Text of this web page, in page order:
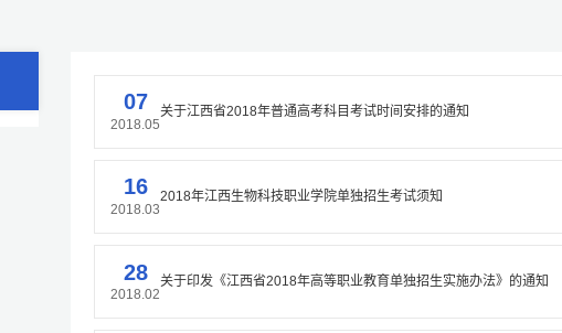
07
2018.05
关于江西省2018年普通高考科目考试时间安排的通知
16
2018.03
2018年江西生物科技职业学院单独招生考试须知
28
2018.02
关于印发《江西省2018年高等职业教育单独招生实施办法》的通知